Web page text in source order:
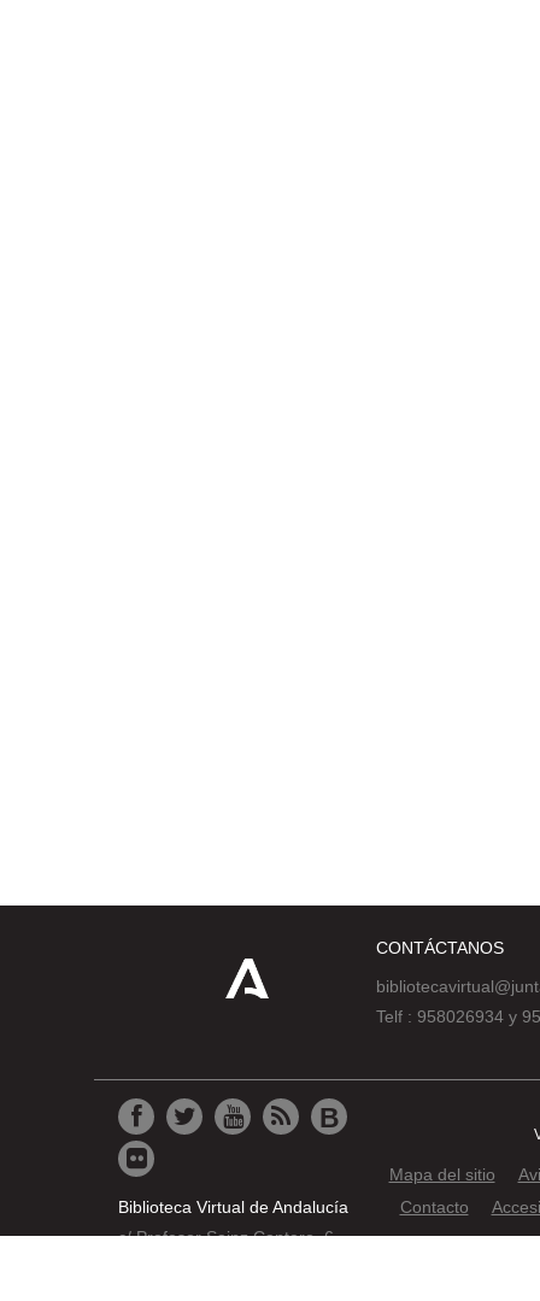
CONTÁCTANOS
Telf : 958026934 y
Biblioteca Virtual de Andalucía
c/ Profesor Sainz Cantero, 6
Mapa del sitio
Contacto